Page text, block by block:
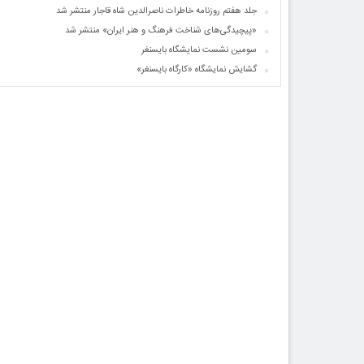
جلد هفتم روزنامه خاطرات ناصرالدین شاه قاجار منتشر شد
«پیچیدگی‌های شناخت فرهنگ و هنر ایران» منتشر شد
سومین نشست نمایشگاه بایسنغر
گشایش نمایشگاه «کارگاه بایسنغر»